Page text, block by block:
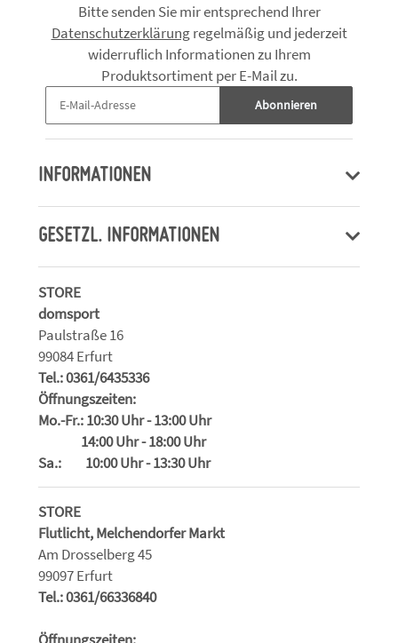
Bitte senden Sie mir entsprechend Ihrer
Datenschutzerklärungregelmäßig und jederzeit
widerruflich Informationen zu Ihrem
Produktsortiment per E-Mail zu.
Abonnieren
INFORMATIONEN
GESETZL. INFORMATIONEN
STORE
domsport
Paulstraße 16
99084 Erfurt
Tel.: 0361/6435336
Öffnungszeiten:
Mo.-Fr.: 10:30 Uhr - 13:00 Uhr
14:00 Uhr - 18:00 Uhr
Sa.: 10:00 Uhr - 13:30 Uhr
STORE
Flutlicht, Melchendorfer Markt
Am Drosselberg 45
99097 Erfurt
Tel.: 0361/66336840